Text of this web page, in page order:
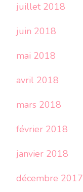
juillet 2018
juin 2018
mai 2018
avril 2018
mars 2018
février 2018
janvier 2018
décembre 2017